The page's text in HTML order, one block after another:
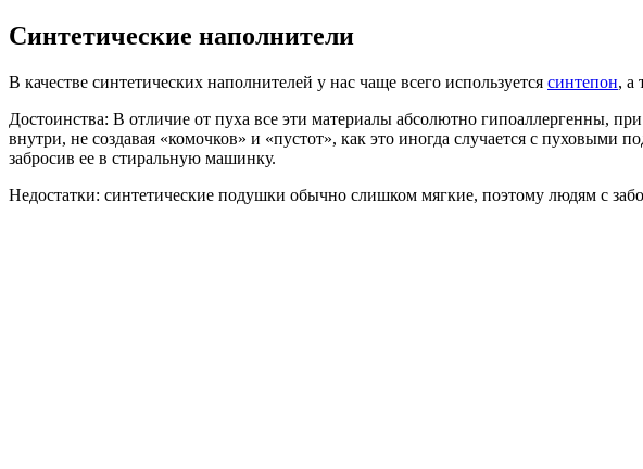
Синтетические наполнители
В качестве синтетических наполнителей у нас чаще всего используется синтепон, а
Достоинства: В отличие от пуха все эти материалы абсолютно гипоаллергенны,
внутри, не создавая «комочков» и «пустот», как это иногда случается с
забросив ее в стиральную машинку.
Недостатки: синтетические подушки обычно слишком мягкие, поэтому людям с